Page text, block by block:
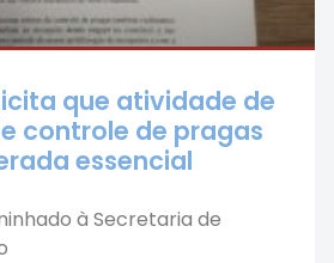
que atividade de
controle de pragas
essencial
à Secretaria de